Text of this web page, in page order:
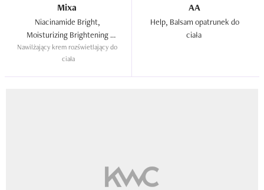
Mixa
Niacinamide Bright,
Moisturizing Brightening
Cream
Nawilżający krem rozświetlający do
ciała
AA
Help, Balsam opatrunek do